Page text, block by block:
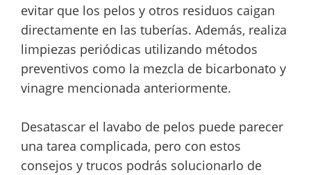
evitar que los pelos y otros residuos caigan
directamente en las tuberías. Además, realiza
limpiezas periódicas utilizando métodos
preventivos como la mezcla de bicarbonato y
vinagre mencionada anteriormente.
Desatascar el lavabo de pelos puede parecer
una tarea complicada, pero con estos
consejos y trucos podrás solucionarlo de